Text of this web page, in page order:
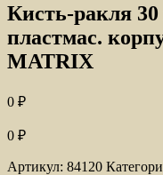
Кисть-ракля
пластмас.
MATRIX
0 ₽
0 ₽
Артикул: 84120